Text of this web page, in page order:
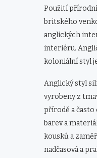
Použití
britského
anglických
interiéru.
koloniální styl
Anglický styl
vyrobeny z
přírodě a často
barev a
kousků a
nadčasová a